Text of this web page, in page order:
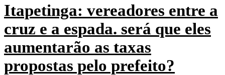
Itapetinga: vereadores entre a
cruz e a espada. será que eles
aumentarão as taxas
propostas pelo prefeito?